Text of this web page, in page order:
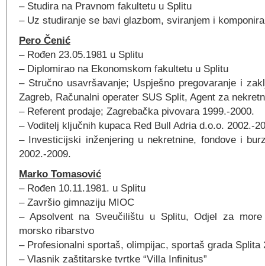
– Studira na Pravnom fakultetu u Splitu
– Uz studiranje se bavi glazbom, sviranjem i
Pero Čenić
– Rođen 23.05.1981 u Splitu
– Diplomirao na Ekonomskom fakultetu u Splitu
– Stručno usavršavanje; Uspješno pregovaranje i
Zagreb, Računalni operater SUS Split, Agent za
– Referent prodaje; Zagrebačka pivovara 1999.-2000.
– Voditelj ključnih kupaca Red Bull Adria d.o.o. 2002.-
– Investicijski inženjering u nekretnine, fondove i
2002.-2009.
Marko Tomasović
– Rođen 10.11.1981. u Splitu
– Završio gimnaziju MIOC
– Apsolvent na Sveučilištu u Splitu, Odjel za
morsko ribarstvo
– Profesionalni sportaš, olimpijac, sportaš grada Splita
– Vlasnik zaštitarske tvrtke “Villa Infinitus”